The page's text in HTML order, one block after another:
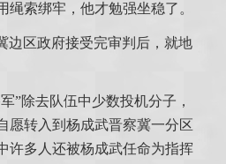
绳索绑牢，他才勉强坐稳了。
边区政府接受完审判后，就地
”除去队伍中少数投机分子，
愿转入到杨成武晋察冀一分区
许多人还被杨成武任命为指挥